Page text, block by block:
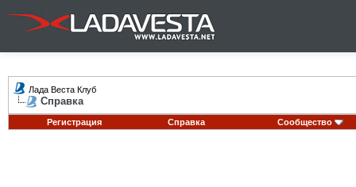
Лада Веста Клуб
Справка
Регистрация Справка Сообщество